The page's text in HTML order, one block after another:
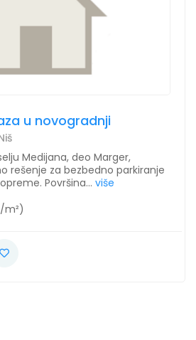
u novogradnji
Medijana, deo Marger,
rešenje za bezbedno parkiranje
Površina... više
m²)